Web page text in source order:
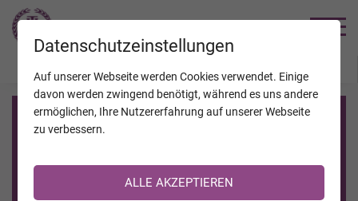
Registrierung auf TrauerHilfe.it
Sie sind noch nicht auf TrauerHilfe.it registriert?
>> zur kostenlosen Registrierung <<
Datenschutzeinstellungen
Auf unserer Webseite werden Cookies verwendet. Einige
davon werden zwingend benötigt, während es uns andere
ermöglichen, Ihre Nutzererfahrung auf unserer Webseite
zu verbessern.
ALLE AKZEPTIEREN
JAHRESTAGE KALENDER VERSTORBENE